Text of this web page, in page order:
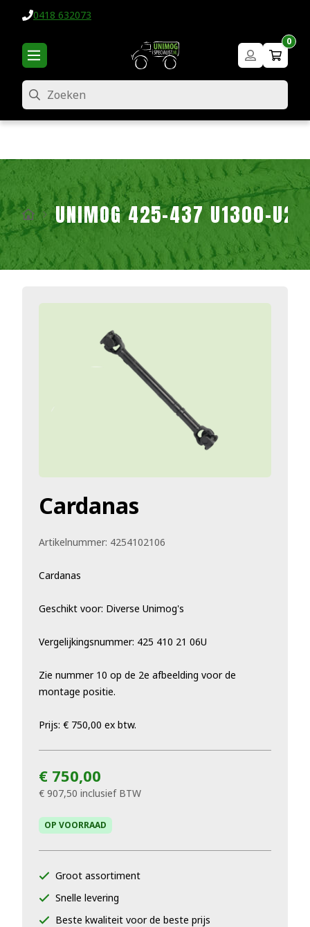
0418 632073
0
Zoeken
UNIMOG 425-437 U1300-
Cardanas
Artikelnummer: 4254102106
Cardanas
Geschikt voor: Diverse Unimog's
Vergelijkingsnummer: 425 410 21 06U
Zie nummer 10 op de 2e afbeelding voor de
montage positie.
Prijs: € 750,00 ex btw.
€ 750,00
€ 907,50 inclusief BTW
OP VOORRAAD
Groot assortiment
Snelle levering
Beste kwaliteit voor de beste prijs